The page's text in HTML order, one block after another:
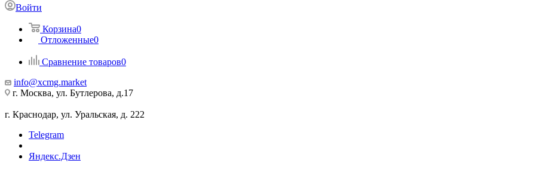
Войти
Корзина0
Отложенные0
Сравнение товаров0
info@xcmg.market
г. Москва, ул. Бутлерова, д.17
г. Краснодар, ул. Уральская, д. 222
Telegram
Яндекс.Дзен